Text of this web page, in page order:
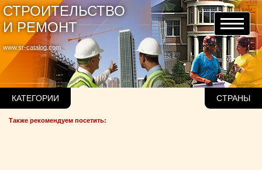
www.sr-catalog.com
СТРОИТЕЛЬСТВО
И РЕМОНТ
КАТЕГОРИИ СТРАНЫ
Также рекомендуем посетить: